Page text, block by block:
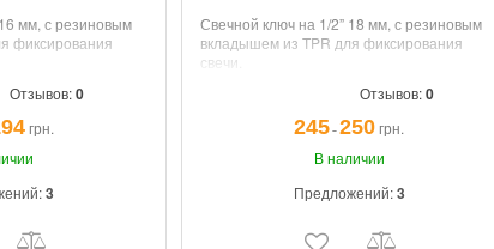
мм, с резиновым
фиксирования
Отзывов:0
грн.
3
Свечной ключ на 1/2” 18 мм, с резиновым
вкладышем из TPR для фиксирования
свечи.
Отзывов:0
245¯250грн.
В наличии
Предложений:3